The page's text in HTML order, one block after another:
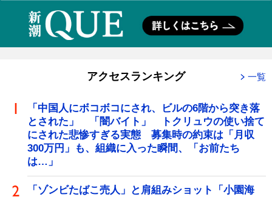
アクセスランキング 一覧
「中国人にボコボコにされ、ビルの6階から突き落
とされた」 「闇バイト」 トクリュウの使い捨て
にされた悲惨すぎる実態 募集時の約束は「月収
300万円」も、組織に入った瞬間、「お前たち
は…」
「ゾンビたばこ売人」と肩組みショット「小園海